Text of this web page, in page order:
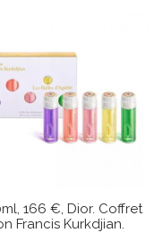
166 €, Dior. Coffret
Francis Kurkdjian.